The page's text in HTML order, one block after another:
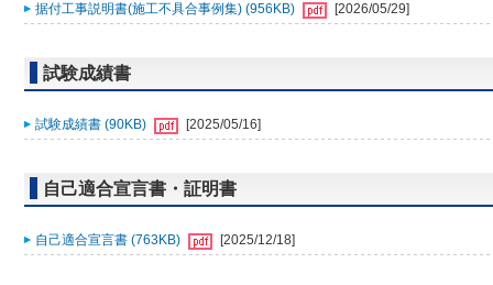
据付工事説明書(施工不具合事例集) (956KB)
[2026/05/29]
試験成績書
試験成績書 (90KB) [2025/05/16]
自己適合宣言書・証明書
自己適合宣言書 (763KB) [2025/12/18]